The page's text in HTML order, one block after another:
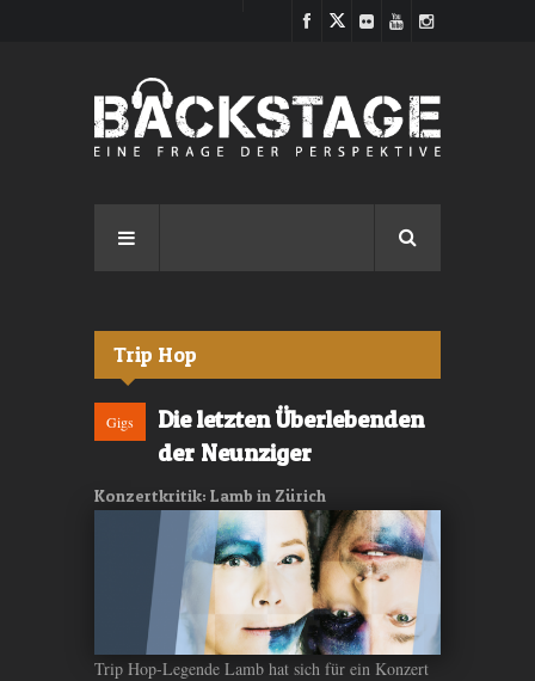
Trip Hop
Gigs
Die letzten Überlebenden
der Neunziger
Konzertkritik: Lamb in Zürich
Trip Hop-Legende Lamb hat sich für ein Konzert